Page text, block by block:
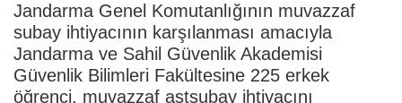
Jandarma Genel Komutanlığının muvazzaf
subay ihtiyacının karşılanması amacıyla
Jandarma ve Sahil Güvenlik Akademisi
Güvenlik Bilimleri Fakültesine 225 erkek
öğrenci, muvazzaf astsubay ihtiyacını